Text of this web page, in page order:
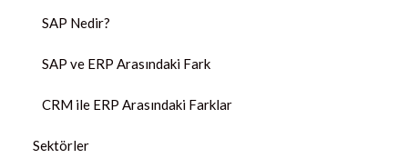
SAP Nedir?
SAP ve ERP Arasındaki Fark
CRM ile ERP Arasındaki Farklar
Sektörler